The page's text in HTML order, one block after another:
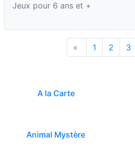
Jeux pour 6 ans et +
« 1 2 3
A la Carte
Animal Mystère